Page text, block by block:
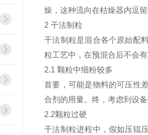
燥，这种流向在枯燥器内逗
2 干法制粒
干法制粒是混合各个原始配
粒工艺中，在预混合后不会
2.1 颗粒中细粉较多
首要，可能是物料的可压性
合剂的用量。终，考虑到设
2.2颗粒过硬
干法制粒进程中，假如压辊